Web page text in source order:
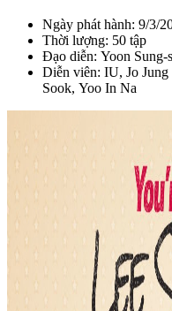
Ngày phát hành: 9/3/
Thời lượng: 50 tập
Đạo diễn: Yoon Sung-
Diễn viên: IU, Jo
Sook, Yoo In Na